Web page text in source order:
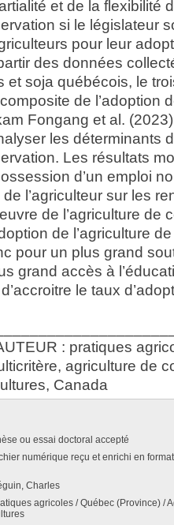
et de la flexibilité
si le législateur
pour leur
des données
et soja québécois, le
de l’adoption
Fongang et al.
les déterminants
Les résultats
d’un emploi
l’agriculteur sur les
de l’agriculture de
de l’agriculture
pour un plus grand
grand accès à
le taux
: pratiques
agriculture de
Canada
ou essai doctoral accepté
numérique reçu et enrichi en
Charles
agricoles / Québec (Province) /